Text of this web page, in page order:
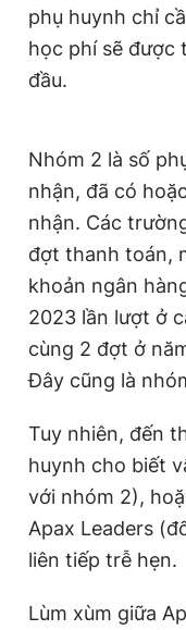
phụ huynh chỉ
học phí sẽ được
đầu.
Nhóm 2 là số
nhận, đã có
nhận. Các
đợt thanh toán,
khoản ngân
2023 lần lượt ở
cùng 2 đợt ở
Đây cũng là
Tuy nhiên, đến
huynh cho biết
với nhóm 2),
Apax Leaders
liên tiếp trễ hẹn.
Lùm xùm giữa